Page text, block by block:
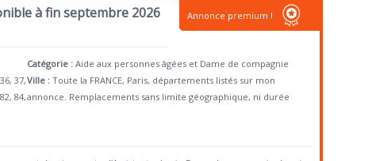
à fin septembre 2026
37,
84,
Catégorie :Aide aux personnes âgées et Dame de compagnie
Ville :Toute la FRANCE, Paris, départements listés sur mon
annonce. Remplacements sans limite géographique, ni durée
Annonce premium !